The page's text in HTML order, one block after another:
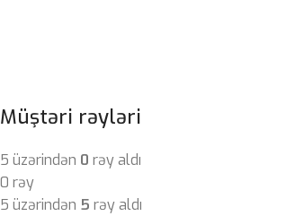
Müştəri rəyləri
5 üzərindən 0 rəy aldı
0 rəy
5 üzərindən 5 rəy aldı